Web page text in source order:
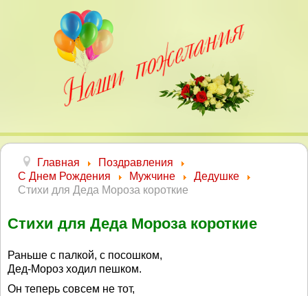
Главная
Поздравления
С Днем Рождения
Мужчине
Дедушке
Стихи для Деда Мороза короткие
Стихи для Деда Мороза короткие
Раньше с палкой, с посошком,
Дед-Мороз ходил пешком.
Он теперь совсем не тот,